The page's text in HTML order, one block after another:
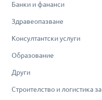
Банки и фананси
Здравеопазване
Консултантски услуги
Образование
Други
Строителство и логистика за